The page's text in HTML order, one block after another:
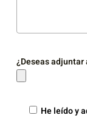
¿Deseas
He leído y